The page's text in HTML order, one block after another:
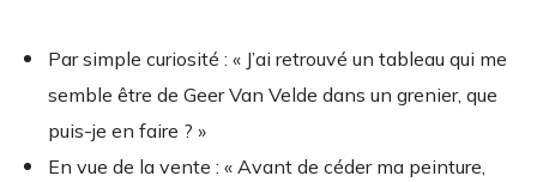
Par simple curiosité : « J’ai retrouvé un tableau qui me
semble être de Geer Van Velde dans un grenier, que
puis-je en faire ? »
En vue de la vente : « Avant de céder ma peinture,